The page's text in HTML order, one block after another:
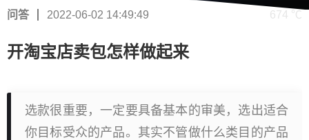
问答 2022-06-02 14:49:49 674 ℃
开淘宝店卖包怎样做起来
选款很重要，一定要具备基本的审美，选出适合
你目标受众的产品。其实不管做什么类目的产品